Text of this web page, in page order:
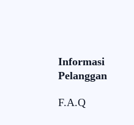
Informasi
Pelanggan
F.A.Q